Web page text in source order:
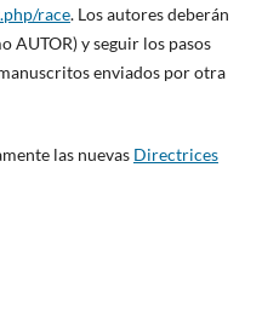
race. Los autores deberán
AUTOR) y seguir los pasos
enviados por otra
las nuevas Directrices